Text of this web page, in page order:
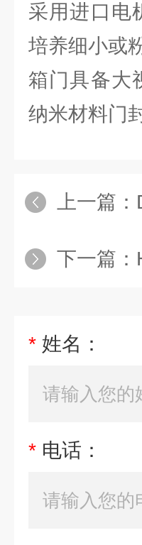
采用进口电
培养细小或
箱门具备大
纳米材料门
上一篇：
下一篇：
* 姓名：
* 电话：